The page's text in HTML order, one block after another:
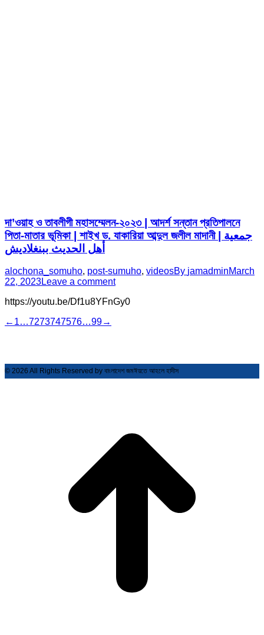
দা’ওয়াহ ও তাবলীগী মহাসম্মেলন-২০২৩ | আদর্শ সন্তান প্রতিপালনে
পিতা-মাতার ভূমিকা | শাইখ ড. যাকারিয়া আব্দুল জলীল মাদানী | جمعية
أهل الحديث ببنغلاديش
alochona_somuho, post-sumuho, videosBy jamadminMarch
22, 2023Leave a comment
https://youtu.be/Df1u8YFnGy0
← 1…7273747576…99→
© 2026 All Rights Reserved by বাংলাদেশ জমঈয়তে আহলে হাদীস